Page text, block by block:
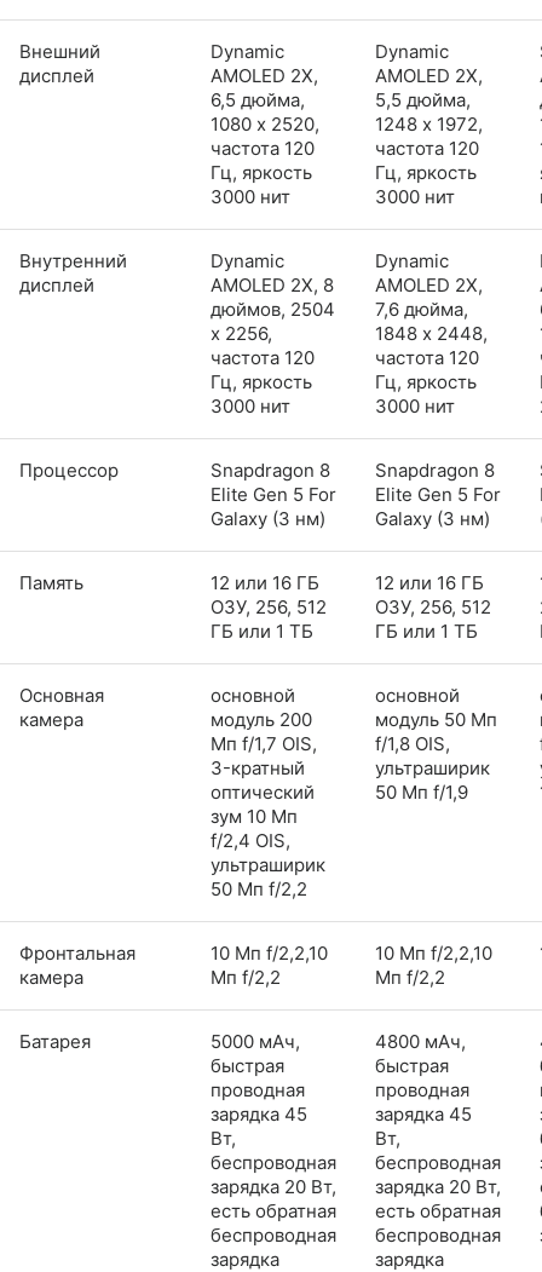
Внешний
дисплей
Dynamic
AMOLED 2X,
6,5 дюйма,
1080 x 2520,
частота 120
Гц, яркость
3000 нит
Dynamic
AMOLED 2X,
5,5 дюйма,
1248 x 1972,
частота 120
Гц, яркость
3000 нит
Внутренний
дисплей
Dynamic
AMOLED 2X, 8
дюймов, 2504
x 2256,
частота 120
Гц, яркость
3000 нит
Dynamic
AMOLED 2X,
7,6 дюйма,
1848 x 2448,
частота 120
Гц, яркость
3000 нит
Процессор
Snapdragon 8
Elite Gen 5 For
Galaxy (3 нм)
Snapdragon 8
Elite Gen 5 For
Galaxy (3 нм)
Память
12 или 16 ГБ
ОЗУ, 256, 512
ГБ или 1 ТБ
12 или 16 ГБ
ОЗУ, 256, 512
ГБ или 1 ТБ
Основная
камера
основной
модуль 200
Мп f/1,7 OIS,
3-кратный
оптический
зум 10 Мп
f/2,4 OIS,
ультраширик
50 Мп f/2,2
основной
модуль 50 Мп
f/1,8 OIS,
ультраширик
50 Мп f/1,9
Фронтальная
камера
10 Мп f/2,2,10
Мп f/2,2
10 Мп f/2,2,10
Мп f/2,2
Батарея
5000 мАч,
быстрая
проводная
зарядка 45
Вт,
беспроводная
зарядка 20 Вт,
есть обратная
беспроводная
зарядка
4800 мАч,
быстрая
проводная
зарядка 45
Вт,
беспроводная
зарядка 20 Вт,
есть обратная
беспроводная
зарядка